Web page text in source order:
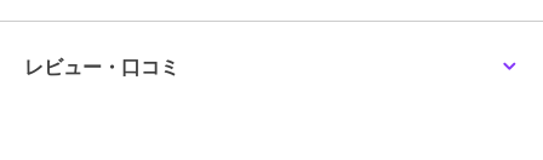
ワインを厳選した、お買い得な赤ワイン10本セットです。※酸化防止
レビュー・口コミ